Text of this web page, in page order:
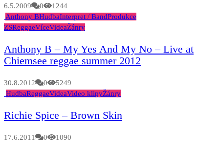
6.5.2009 0
1244
Anthony BHudbaInterpret / BandProdukce
ZSReggaeVíceVideaŽánry
Anthony B – My Yes And My No – Live at
Chiemsee reggae summer 2012
30.8.2012 0
5249
HudbaReggaeVideaVideo klipyŽánry
Richie Spice – Brown Skin
17.6.2011 0 1090